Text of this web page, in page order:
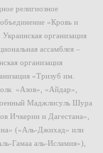
религиозное
«Кровь и
организация
ассамблея –
организация
«Тризуб им.
«Азов», «Айдар»,
Маджлисуль Шура
Ичкерии и Дагестана»,
(«Аль-Джихад» или
Гамаа аль-Исламия»),